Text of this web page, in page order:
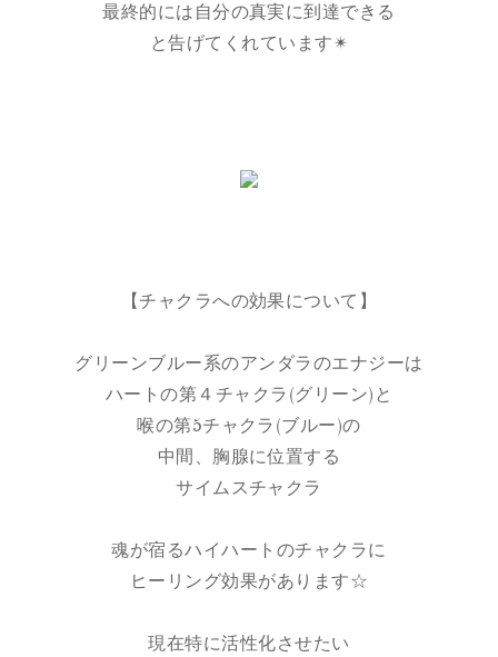
最終的には自分の真実に到達できる
と告げてくれています✴︎
【チャクラへの効果について】
グリーンブルー系のアンダラのエナジーは
ハートの第４チャクラ(グリーン)と
喉の第5チャクラ(ブルー)の
中間、胸腺に位置する
サイムスチャクラ
魂が宿るハイハートのチャクラに
ヒーリング効果があります☆
現在特に活性化させたい